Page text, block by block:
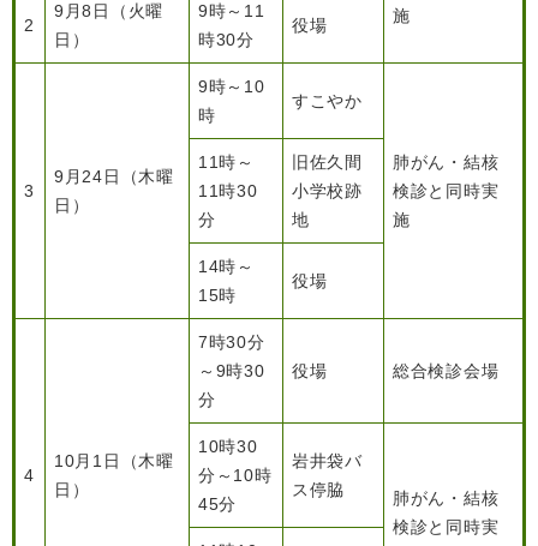
施
2
9月8日（火曜
日）
9時～11
時30分
役場
3
9月24日（木曜
日）
9時～10
時
すこやか
肺がん・結核
検診と同時実
施
11時～
11時30
分
旧佐久間
小学校跡
地
14時～
15時
役場
4
10月1日（木曜
日）
7時30分
～9時30
分
役場 総合検診会場
10時30
分～10時
45分
岩井袋バ
ス停脇
肺がん・結核
検診と同時実